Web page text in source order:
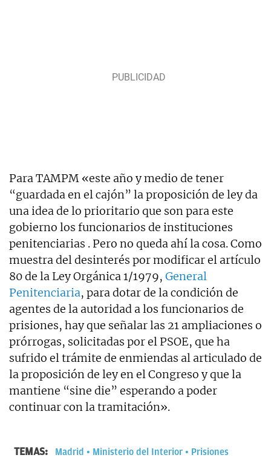
Para TAMPM «este año y medio de tener
“guardada en el cajón” la proposición de ley da
una idea de lo prioritario que son para este
gobierno los funcionarios de instituciones
penitenciarias . Pero no queda ahí la cosa. Como
muestra del desinterés por modificar el artículo
80 de la Ley Orgánica 1/1979, General
Penitenciaria, para dotar de la condición de
agentes de la autoridad a los funcionarios de
prisiones, hay que señalar las 21 ampliaciones o
prórrogas, solicitadas por el PSOE, que ha
sufrido el trámite de enmiendas al articulado de
la proposición de ley en el Congreso y que la
mantiene “sine die” esperando a poder
continuar con la tramitación».
TEMAS: Madrid Ministerio del Interior Prisiones